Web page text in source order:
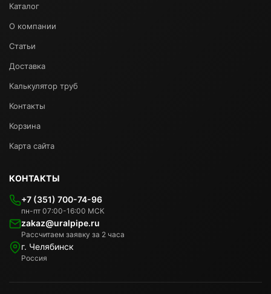
Каталог
О компании
Статьи
Доставка
Калькулятор труб
Контакты
Корзина
Карта сайта
КОНТАКТЫ
+7 (351) 700-74-96
пн-пт 07:00-16:00 МСК
zakaz@uralpipe.ru
Рассчитаем заявку за 2 часа
г. Челябинск
Россия